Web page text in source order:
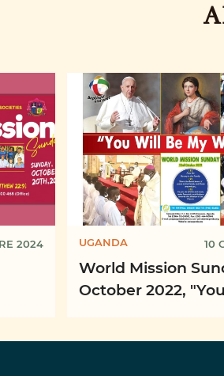
2024 UGANDA 10
World Mission
October 2022,